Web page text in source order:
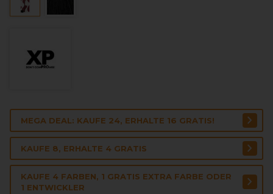
MEGA DEAL: KAUFE 24, ERHALTE 16 GRATIS!
KAUFE 8, ERHALTE 4 GRATIS
KAUFE 4 FARBEN, 1 GRATIS EXTRA FARBE ODER
1 ENTWICKLER